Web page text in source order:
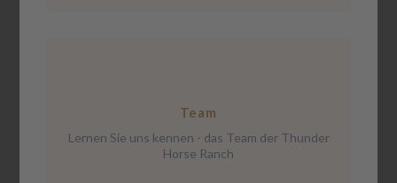
Team
Lernen Sie uns kennen - das Team der Thunder
Horse Ranch